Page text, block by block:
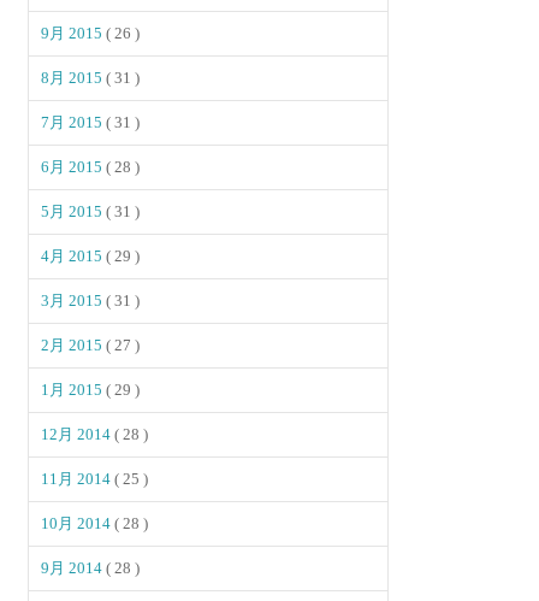
9月 2015( 26 )
8月 2015( 31 )
7月 2015( 31 )
6月 2015( 28 )
5月 2015( 31 )
4月 2015( 29 )
3月 2015( 31 )
2月 2015( 27 )
1月 2015( 29 )
12月 2014( 28 )
11月 2014( 25 )
10月 2014( 28 )
9月 2014( 28 )